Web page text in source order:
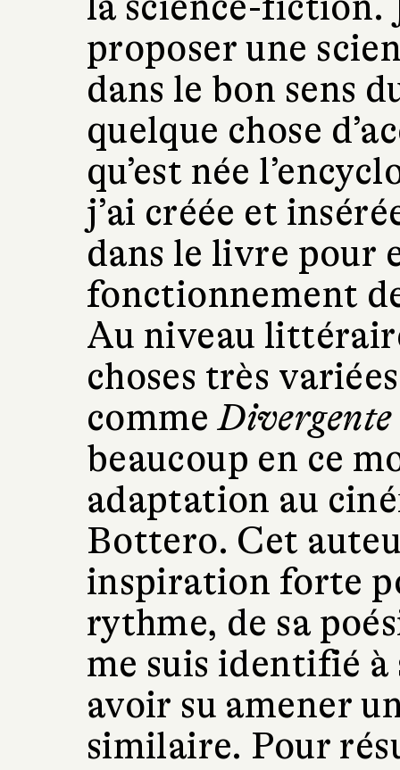
proposer une
dans le bon sens
quelque chose
qu’est née
j’ai créée et
dans le livre pour
fonctionnement
Au niveau
choses très
commeDivergente
beaucoup en ce
adaptation au
Bottero. Cet
inspiration forte
rythme, de sa
me suis identifié à
avoir su amener
similaire. Pour